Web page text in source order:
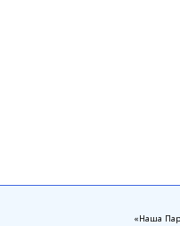
«Наша